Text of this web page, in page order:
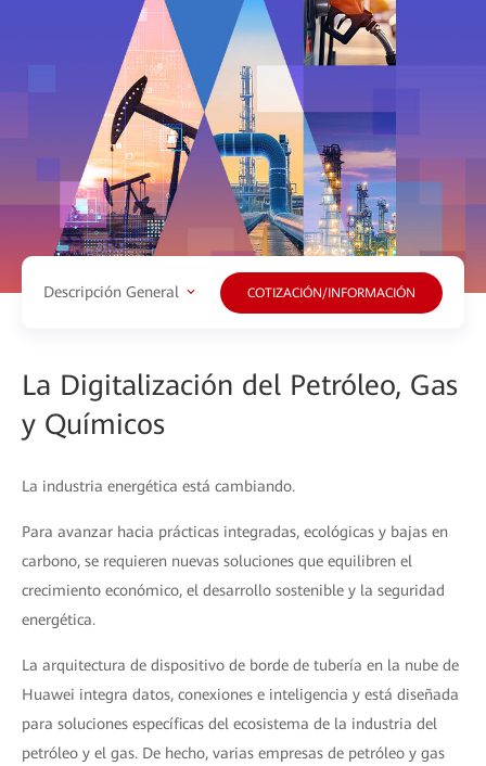
Descripción General COTIZACIÓN/INFORMACIÓN
La Digitalización del Petróleo, Gas
y Químicos
La industria energética está cambiando.
Para avanzar hacia prácticas integradas, ecológicas y bajas en
carbono, se requieren nuevas soluciones que equilibren el
crecimiento económico, el desarrollo sostenible y la seguridad
energética.
La arquitectura de dispositivo de borde de tubería en la nube de
Huawei integra datos, conexiones e inteligencia y está diseñada
para soluciones específicas del ecosistema de la industria del
petróleo y el gas. De hecho, varias empresas de petróleo y gas